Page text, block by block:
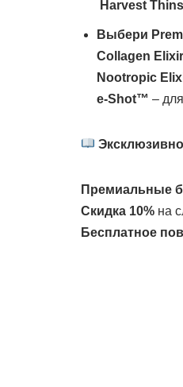
Harvest
Выбери
Collagen
Nootropic
e-Shot™ –
Премиальные
Скидка 10% на
Бесплатное